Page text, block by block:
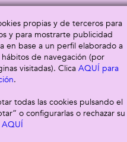
propias y de terceros para
y para mostrarte publicidad
en base a un perfil elaborado a
de navegación (por
visitadas). Clica AQUÍ para
.
todas las cookies pulsando el
o configurarlas o rechazar su
AQUÍ